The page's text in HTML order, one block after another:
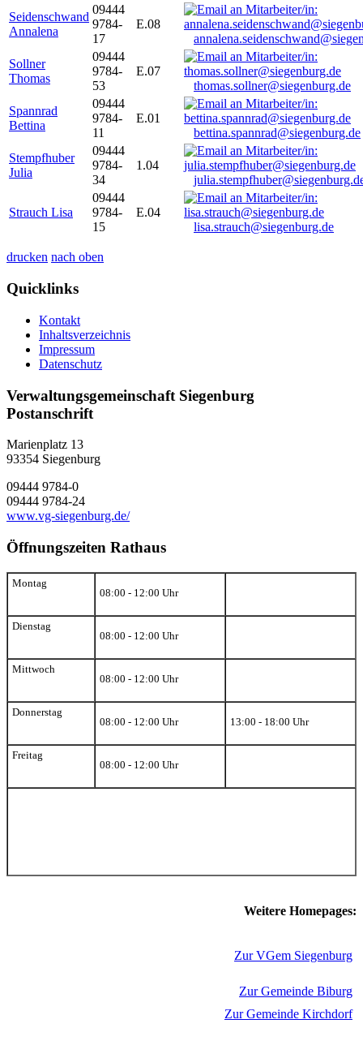
Seidenschwand
Annalena
09444
9784-
17
E.08
Sollner
Thomas
09444
9784-
53
E.07
thomas.sollner@siegenburg.de
Spannrad
Bettina
09444
9784-
11
E.01
bettina.spannrad@siegenburg.de
Stempfhuber
Julia
09444
9784-
34
1.04
Strauch Lisa
09444
9784-
15
E.04
lisa.strauch@siegenburg.de
drucken nach oben
Quicklinks
Kontakt
Inhaltsverzeichnis
Impressum
Datenschutz
Verwaltungsgemeinschaft Siegenburg
Postanschrift
Marienplatz 13
93354 Siegenburg
09444 9784-0
09444 9784-24
www.vg-siegenburg.de/
Öffnungszeiten Rathaus
Montag
08:00 - 12:00 Uhr
Dienstag
08:00 - 12:00 Uhr
Mittwoch
08:00 - 12:00 Uhr
Donnerstag
08:00 - 12:00 Uhr
13:00 - 18:00 Uhr
Freitag
08:00 - 12:00 Uhr
Weitere Homepages:
Zur VGem Siegenburg
Zur Gemeinde Biburg
Zur Gemeinde Kirchdorf